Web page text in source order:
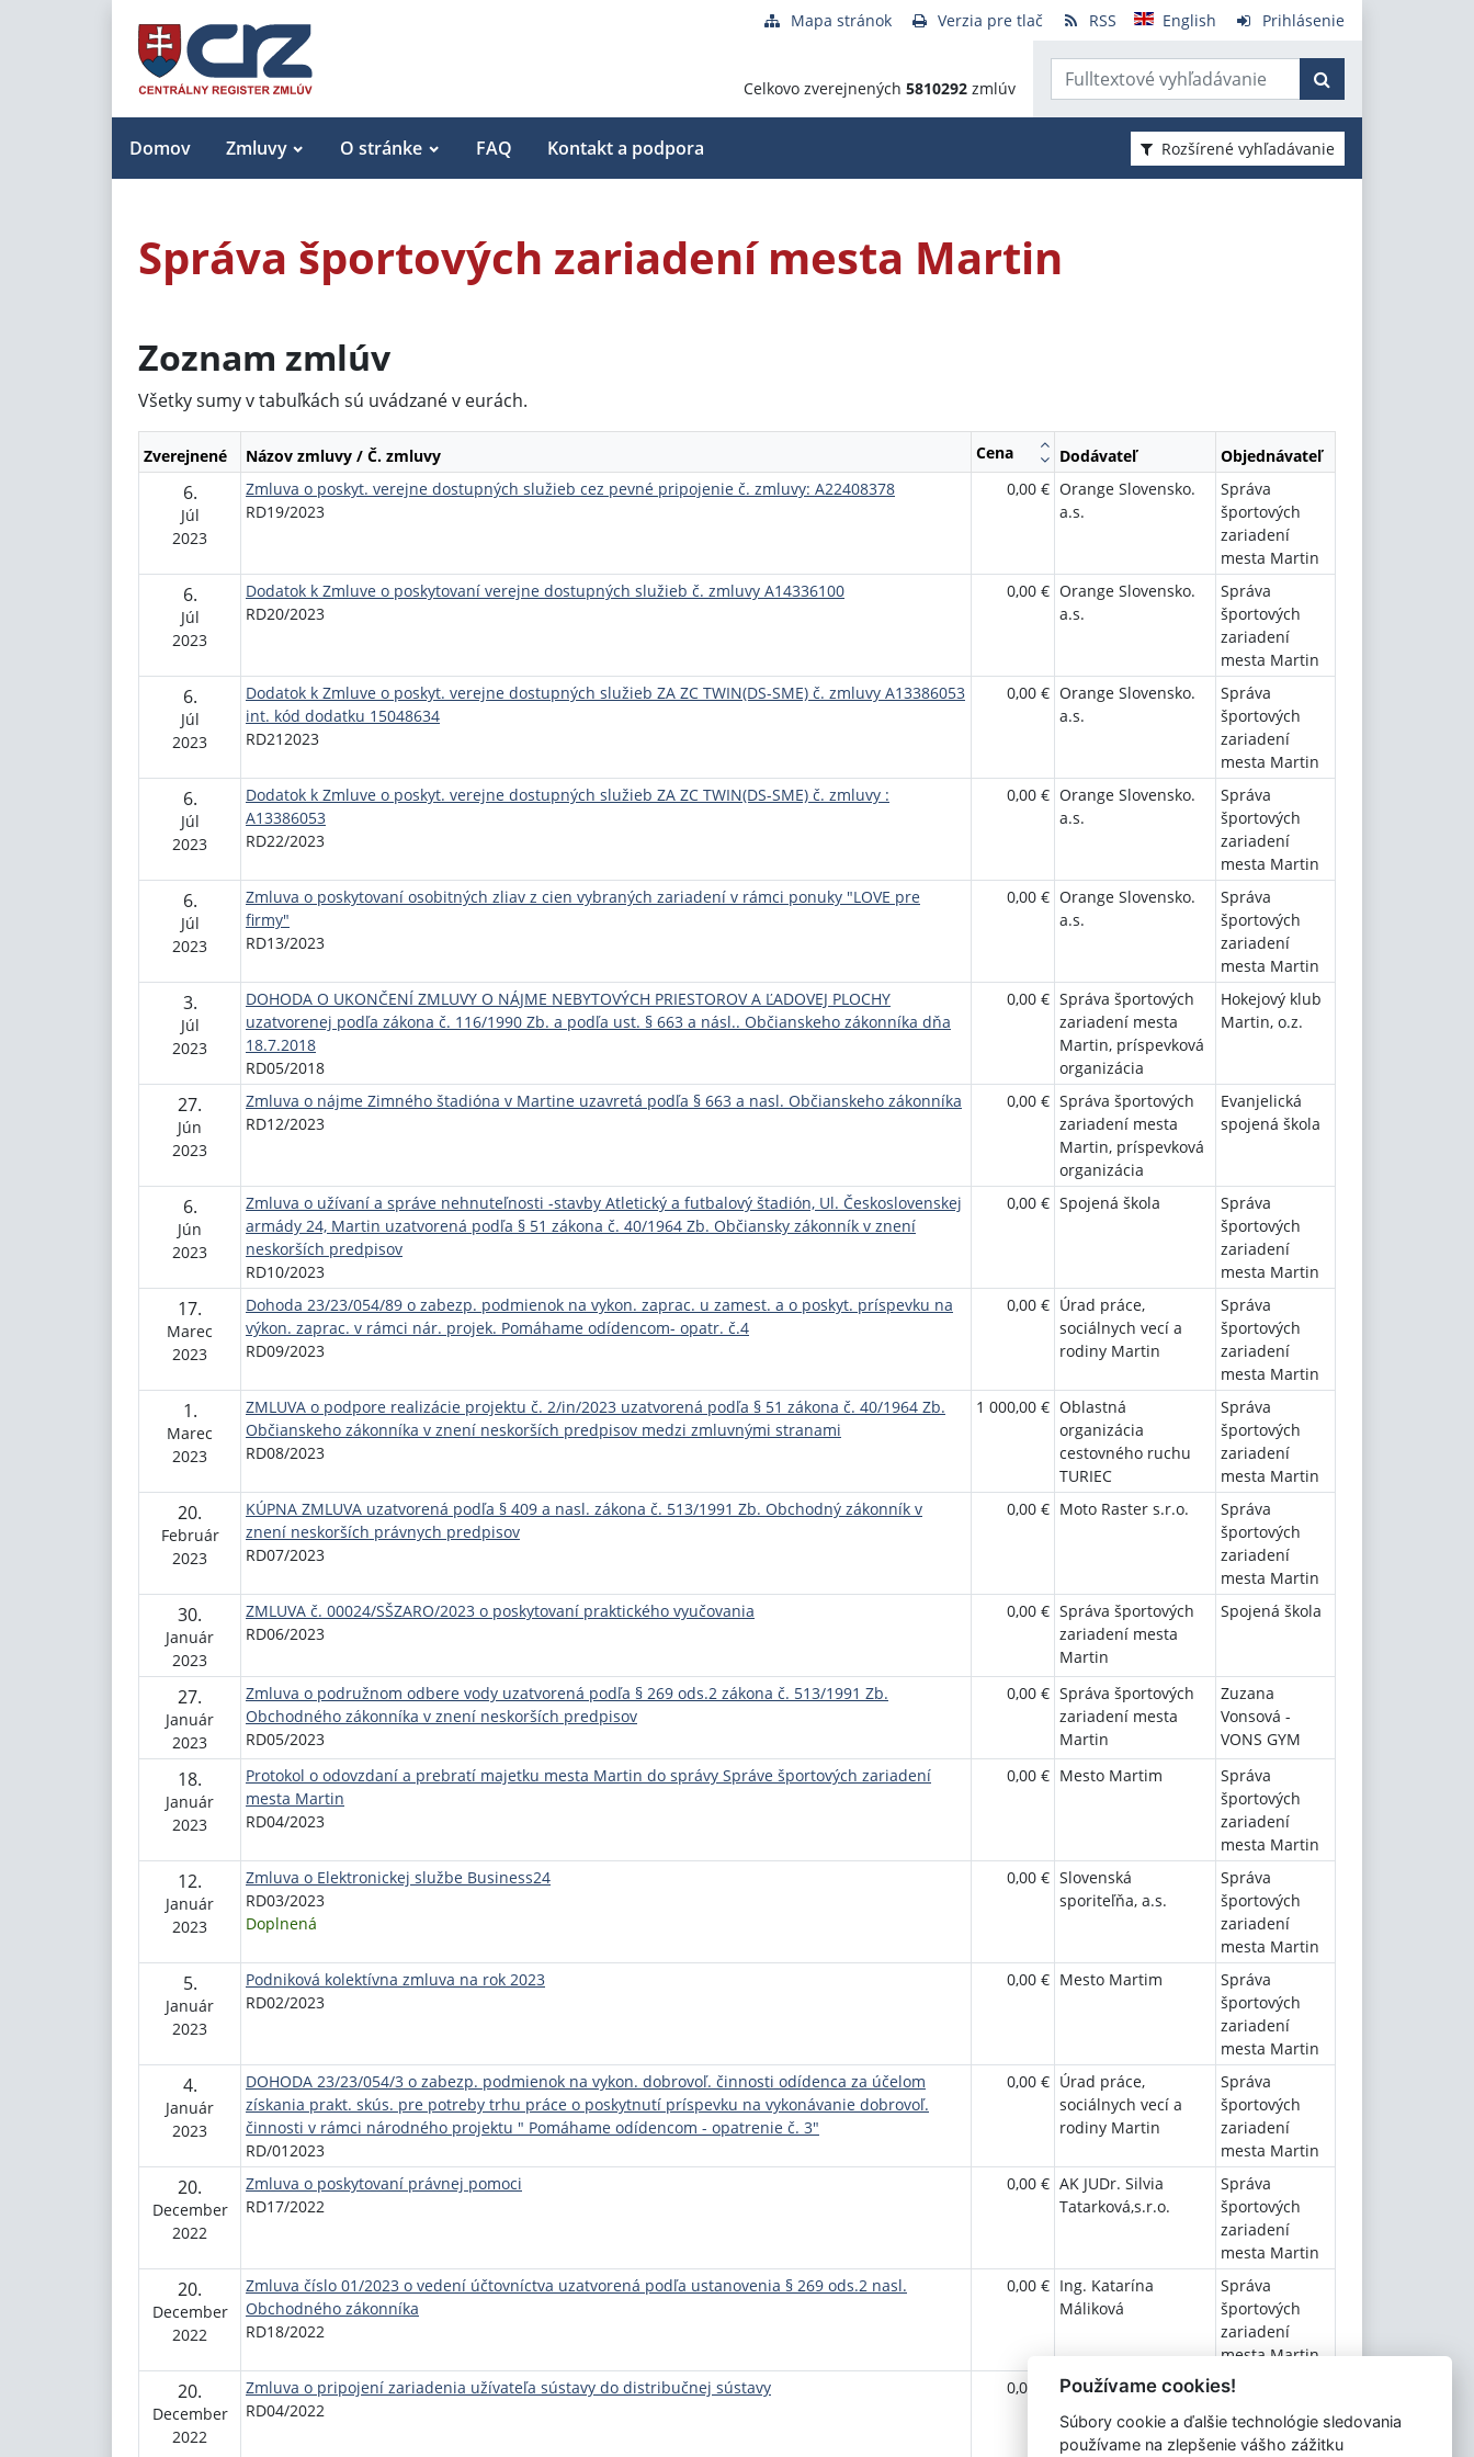
Mapa stránok Verzia pre tlač RSS English Prihlásenie
Celkovo zverejnených 5810292 zmlúv
Domov Zmluvy O stránke FAQ Kontakt a podpora Rozšírené vyhľadávanie
Správa športových zariadení mesta Martin
Zoznam zmlúv
Všetky sumy v tabuľkách sú uvádzané v eurách.
Zverejnené Názov zmluvy / Č. zmluvy Cena Dodávateľ Objednávateľ
6.
Júl
2023
Zmluva o poskyt. verejne dostupných služieb cez pevné pripojenie č. zmluvy: A22408378
RD19/2023
0,00 € Orange Slovensko.
a.s.
Správa
športových
zariadení
mesta Martin
6.
Júl
2023
Dodatok k Zmluve o poskytovaní verejne dostupných služieb č. zmluvy A14336100
RD20/2023
0,00 € Orange Slovensko.
a.s.
Správa
športových
zariadení
mesta Martin
6.
Júl
2023
Dodatok k Zmluve o poskyt. verejne dostupných služieb ZA ZC TWIN(DS-SME) č. zmluvy A13386053
int. kód dodatku 15048634
RD212023
0,00 € Orange Slovensko.
a.s.
Správa
športových
zariadení
mesta Martin
6.
Júl
2023
Dodatok k Zmluve o poskyt. verejne dostupných služieb ZA ZC TWIN(DS-SME) č. zmluvy :
A13386053
RD22/2023
0,00 € Orange Slovensko.
a.s.
Správa
športových
zariadení
mesta Martin
6.
Júl
2023
Zmluva o poskytovaní osobitných zliav z cien vybraných zariadení v rámci ponuky "LOVE pre
firmy"
RD13/2023
0,00 € Orange Slovensko.
a.s.
Správa
športových
zariadení
mesta Martin
3.
Júl
2023
DOHODA O UKONČENÍ ZMLUVY O NÁJME NEBYTOVÝCH PRIESTOROV A ĽADOVEJ PLOCHY
uzatvorenej podľa zákona č. 116/1990 Zb. a podľa ust. § 663 a násl.. Občianskeho zákonníka dňa
18.7.2018
RD05/2018
0,00 € Správa športových
zariadení mesta
Martin, príspevková
organizácia
Hokejový klub
Martin, o.z.
27.
Jún
2023
Zmluva o nájme Zimného štadióna v Martine uzavretá podľa § 663 a nasl. Občianskeho zákonníka
RD12/2023
0,00 € Správa športových
zariadení mesta
Martin, príspevková
organizácia
Evanjelická
spojená škola
6.
Jún
2023
Zmluva o užívaní a správe nehnuteľnosti -stavby Atletický a futbalový štadión, Ul. Československej
armády 24, Martin uzatvorená podľa § 51 zákona č. 40/1964 Zb. Občiansky zákonník v znení
neskorších predpisov
RD10/2023
0,00 € Spojená škola
Správa
športových
zariadení
mesta Martin
17.
Marec
2023
Dohoda 23/23/054/89 o zabezp. podmienok na vykon. zaprac. u zamest. a o poskyt. príspevku na
výkon. zaprac. v rámci nár. projek. Pomáhame odídencom- opatr. č.4
RD09/2023
0,00 € Úrad práce,
sociálnych vecí a
rodiny Martin
Správa
športových
zariadení
mesta Martin
1.
Marec
2023
ZMLUVA o podpore realizácie projektu č. 2/in/2023 uzatvorená podľa § 51 zákona č. 40/1964 Zb.
Občianskeho zákonníka v znení neskorších predpisov medzi zmluvnými stranami
RD08/2023
1 000,00 € Oblastná
organizácia
cestovného ruchu
TURIEC
Správa
športových
zariadení
mesta Martin
20.
Február
2023
KÚPNA ZMLUVA uzatvorená podľa § 409 a nasl. zákona č. 513/1991 Zb. Obchodný zákonník v
znení neskorších právnych predpisov
RD07/2023
0,00 € Moto Raster s.r.o.
Správa
športových
zariadení
mesta Martin
30.
Január
2023
ZMLUVA č. 00024/SŠZARO/2023 o poskytovaní praktického vyučovania
RD06/2023
0,00 € Správa športových
zariadení mesta
Martin
Spojená škola
27.
Január
2023
Zmluva o podružnom odbere vody uzatvorená podľa § 269 ods.2 zákona č. 513/1991 Zb.
Obchodného zákonníka v znení neskorších predpisov
RD05/2023
0,00 € Správa športových
zariadení mesta
Martin
Zuzana
Vonsová -
VONS GYM
18.
Január
2023
Protokol o odovzdaní a prebratí majetku mesta Martin do správy Správe športových zariadení
mesta Martin
RD04/2023
0,00 € Mesto Martim
Správa
športových
zariadení
mesta Martin
12.
Január
2023
Zmluva o Elektronickej službe Business24
RD03/2023
Doplnená
0,00 € Slovenská
sporiteľňa, a.s.
Správa
športových
zariadení
mesta Martin
5.
Január
2023
Podniková kolektívna zmluva na rok 2023
RD02/2023
0,00 € Mesto Martim
Správa
športových
zariadení
mesta Martin
4.
Január
2023
DOHODA 23/23/054/3 o zabezp. podmienok na vykon. dobrovoľ. činnosti odídenca za účelom
získania prakt. skús. pre potreby trhu práce o poskytnutí príspevku na vykonávanie dobrovoľ.
činnosti v rámci národného projektu " Pomáhame odídencom - opatrenie č. 3"
RD/012023
0,00 € Úrad práce,
sociálnych vecí a
rodiny Martin
Správa
športových
zariadení
mesta Martin
20.
December
2022
Zmluva o poskytovaní právnej pomoci
RD17/2022
0,00 € AK JUDr. Silvia
Tatarková,s.r.o.
Správa
športových
zariadení
mesta Martin
20.
December
2022
Zmluva číslo 01/2023 o vedení účtovníctva uzatvorená podľa ustanovenia § 269 ods.2 nasl.
Obchodného zákonníka
RD18/2022
0,00 € Ing. Katarína
Máliková
Správa
športových
zariadení
mesta Martin
20.
December
2022
Zmluva o pripojení zariadenia užívateľa sústavy do distribučnej sústavy
RD04/2022
0,00 €
Stredoslovenská
distribučná, a.s.
Správa
športových
zariadení
Používame cookies!
Súbory cookie a ďalšie technológie sledovania
používame na zlepšenie vášho zážitku